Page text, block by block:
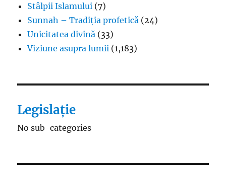
Stâlpii Islamului (7)
Sunnah – Tradiția profetică (24)
Unicitatea divină (33)
Viziune asupra lumii (1,183)
Legislație
No sub-categories